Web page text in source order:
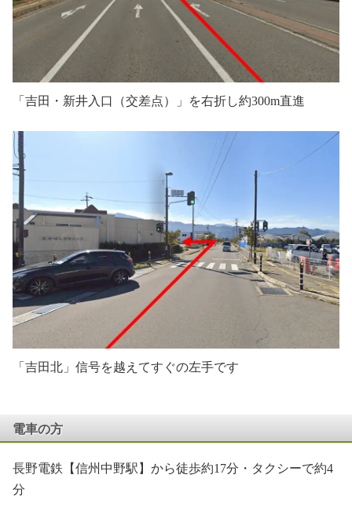
「吉田・新井入口（交差点）」を右折し約300m直進
「吉田北」信号を越えてすぐの左手です
電車の方
長野電鉄【信州中野駅】から徒歩約17分・タクシーで約4
分